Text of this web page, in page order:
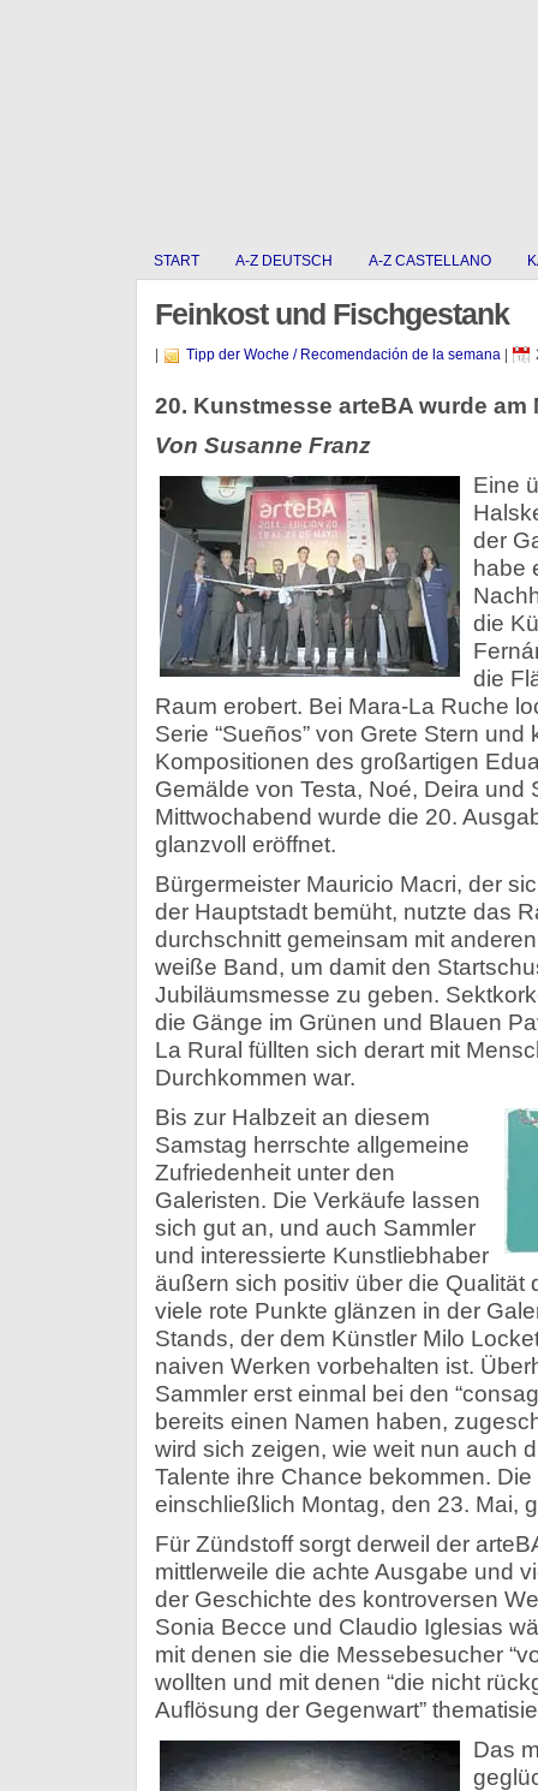
START A-Z DEUTSCH A-Z CASTELLANO
Feinkost und Fischgestank
Tipp der Woche / Recomendación de la semana|
20. Kunstmesse arteBA wurde
Von Susanne Franz
Eine
der
habe
die
die
Raum erobert. Bei Mara-La Ruche
Serie “Sueños” von Grete Stern
Kompositionen des großartigen
Gemälde von Testa, Noé, Deira und
Mittwochabend wurde die 20.
glanzvoll eröffnet.
Bürgermeister Mauricio Macri, der
der Hauptstadt bemüht, nutzte das
durchschnitt gemeinsam mit
weiße Band, um damit den
Jubiläumsmesse zu geben.
die Gänge im Grünen und Blauen
La Rural füllten sich derart mit
Durchkommen war.
Bis zur Halbzeit an diesem
Samstag herrschte allgemeine
Zufriedenheit unter den
Galeristen. Die Verkäufe lassen
sich gut an, und auch Sammler
und interessierte Kunstliebhaber
äußern sich positiv über die Qualität
viele rote Punkte glänzen in der
Stands, der dem Künstler Milo
naiven Werken vorbehalten ist.
Sammler erst einmal bei den
bereits einen Namen haben,
wird sich zeigen, wie weit nun auch
Talente ihre Chance bekommen.
einschließlich Montag, den 23. Mai,
Für Zündstoff sorgt derweil der
mittlerweile die achte Ausgabe und
der Geschichte des kontroversen
Sonia Becce und Claudio Iglesias
mit denen sie die Messebesucher
wollten und mit denen “die nicht
Auflösung der Gegenwart”
Das